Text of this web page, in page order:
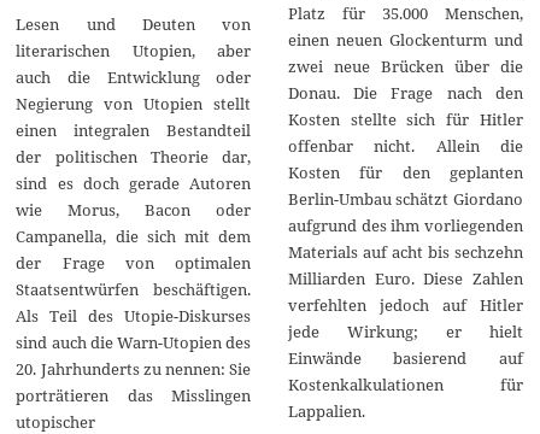
Lesen und Deuten von
literarischen Utopien, aber
auch die Entwicklung oder
Negierung von Utopien stellt
einen integralen Bestandteil
der politischen Theorie dar,
sind es doch gerade Autoren
wie Morus, Bacon oder
Campanella, die sich mit dem
der Frage von optimalen
Staatsentwürfen beschäftigen.
Als Teil des Utopie-Diskurses
sind auch die Warn-Utopien des
20. Jahrhunderts zu nennen: Sie
porträtieren das Misslingen
utopischer
Platz für 35.000 Menschen,
einen neuen Glockenturm und
zwei neue Brücken über die
Donau. Die Frage nach den
Kosten stellte sich für Hitler
offenbar nicht. Allein die
Kosten für den geplanten
Berlin-Umbau schätzt Giordano
aufgrund des ihm vorliegenden
Materials auf acht bis sechzehn
Milliarden Euro. Diese Zahlen
verfehlten jedoch auf Hitler
jede Wirkung; er hielt
Einwände basierend auf
Kostenkalkulationen für
Lappalien.